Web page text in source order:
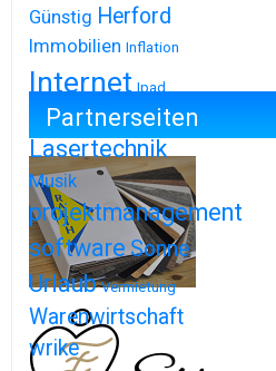
Günstig Herford
Immobilien Inflation
Internet Ipad
Iphone
Lasertechnik
Musik
projektmanagement
softwareSonne
Urlaub Vermietung
Warenwirtschaft
wrike
Partnerseiten